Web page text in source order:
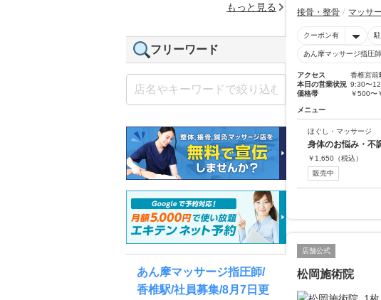
接骨・整骨 マッサ
クーポン有
あん摩マッサージ指圧師
アクセス
香椎宮前
本日の営業状況 9:30〜
価格帯
￥500〜
メニュー
ほぐし・マッサージ
身体のお悩み・不
￥ 1,650 （税込）
販売中
店舗公式
松岡施術院
もっと見る
フリーワード
あん摩マッサージ指圧師/
香椎駅/社員募集/8月7日更